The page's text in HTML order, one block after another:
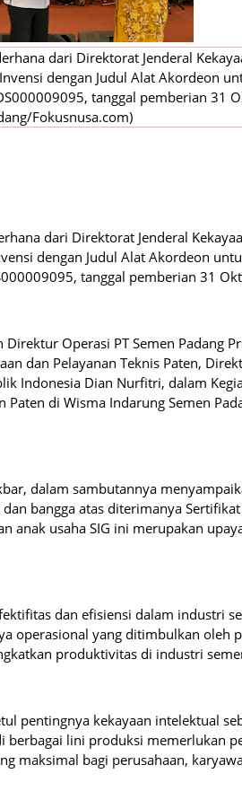
dari Direktorat Jenderal
dengan Judul Alat Akordeon
tanggal pemberian 31
Fokusnusa.com)
dari Direktorat Jenderal
dengan Judul Alat Akordeon
tanggal pemberian 31
Operasi PT Semen Padang
dan Pelayanan Teknis Paten,
Indonesia Dian Nurfitri, dalam
di Wisma Indarung Semen
dalam sambutannya
bangga atas diterimanya Sertifikat
anak usaha SIG ini merupakan
dan efisiensi dalam industri
operasional yang ditimbulkan oleh
produktivitas di industri
pentingnya kekayaan intelektual
berbagai lini produksi memerlukan
maksimal bagi perusahaan,